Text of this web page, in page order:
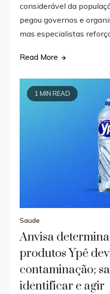
considerável da
pegou governos e
mas especialistas
Read More
1 MIN READ
Saude
Anvisa
produtos Ypê
contaminação;
identificar e agir